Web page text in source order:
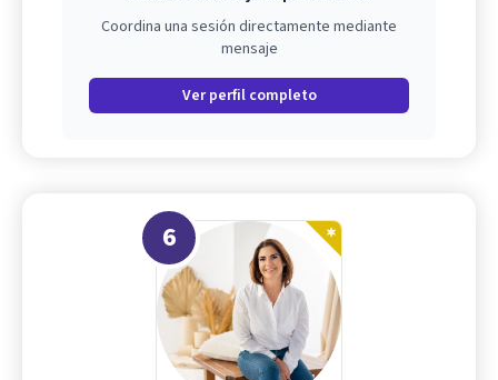
Coordina una sesión directamente mediante
mensaje
Ver perfil completo
6